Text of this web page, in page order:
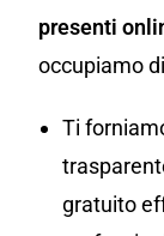
presenti
occupiamo
Ti
gratuito